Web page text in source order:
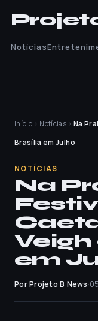
Notícias
Início › Notícias › Na
Brasília em Julho
NOTÍCIAS
Na
Veigh
em
Por Projeto B News·